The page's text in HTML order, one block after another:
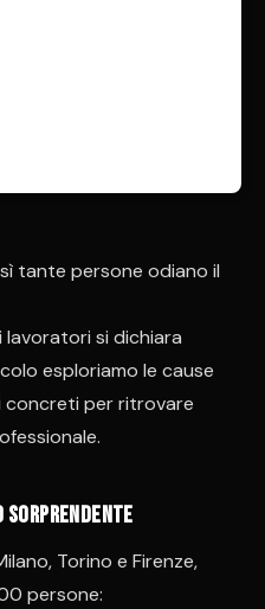
tante persone odiano il
lavoratori si dichiara
esploriamo le cause
concreti per ritrovare
sorprendente
Torino e Firenze,
persone: